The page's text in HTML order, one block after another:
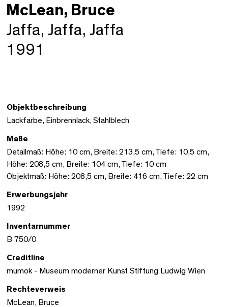
McLean, Bruce
Jaffa, Jaffa, Jaffa
1991
Objektbeschreibung
Lackfarbe, Einbrennlack, Stahlblech
Maße
Detailmaß: Höhe: 10 cm, Breite: 213,5 cm, Tiefe: 10,5 cm,
Höhe: 208,5 cm, Breite: 104 cm, Tiefe: 10 cm
Objektmaß: Höhe: 208,5 cm, Breite: 416 cm, Tiefe: 22 cm
Erwerbungsjahr
1992
Inventarnummer
B 750/0
Creditline
mumok - Museum moderner Kunst Stiftung Ludwig Wien
Rechteverweis
McLean, Bruce